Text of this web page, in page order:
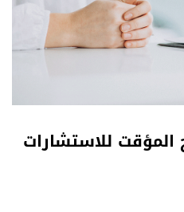
المؤقت للاستشارات